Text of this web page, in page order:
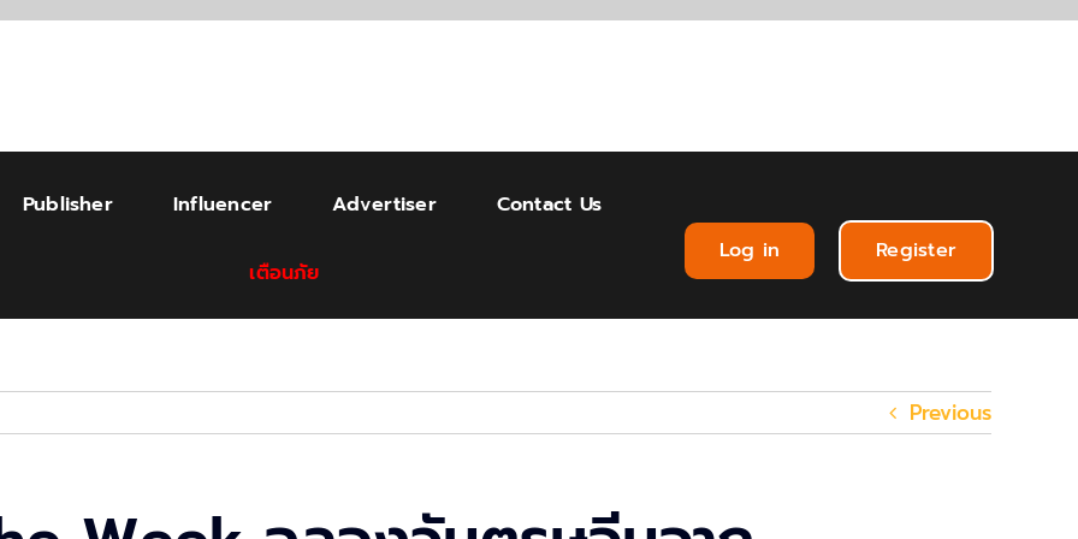
Publisher Influencer Advertiser Contact Us
เตือนภัย
Log in Register
Previous